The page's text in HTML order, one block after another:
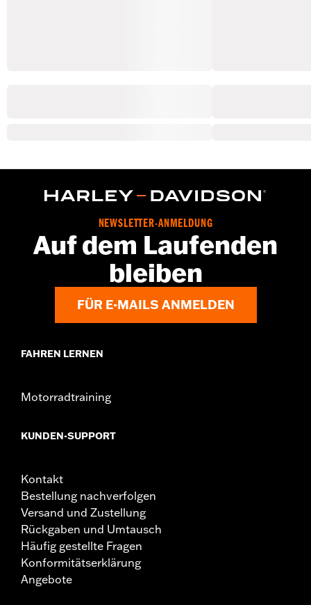
NEWSLETTER-ANMELDUNG
Auf dem Laufenden
bleiben
FÜR E-MAILS ANMELDEN
FAHREN LERNEN
Motorradtraining
KUNDEN-SUPPORT
Kontakt
Bestellung nachverfolgen
Versand und Zustellung
Rückgaben und Umtausch
Häufig gestellte Fragen
Konformitätserklärung
Angebote